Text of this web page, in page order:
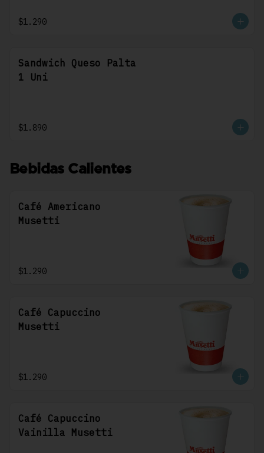
$1.290
Sandwich Queso Palta
1 Uni
$1.890
Bebidas Calientes
Café Americano
Musetti
$1.290
Café Capuccino
Musetti
$1.290
Café Capuccino
Vainilla Musetti